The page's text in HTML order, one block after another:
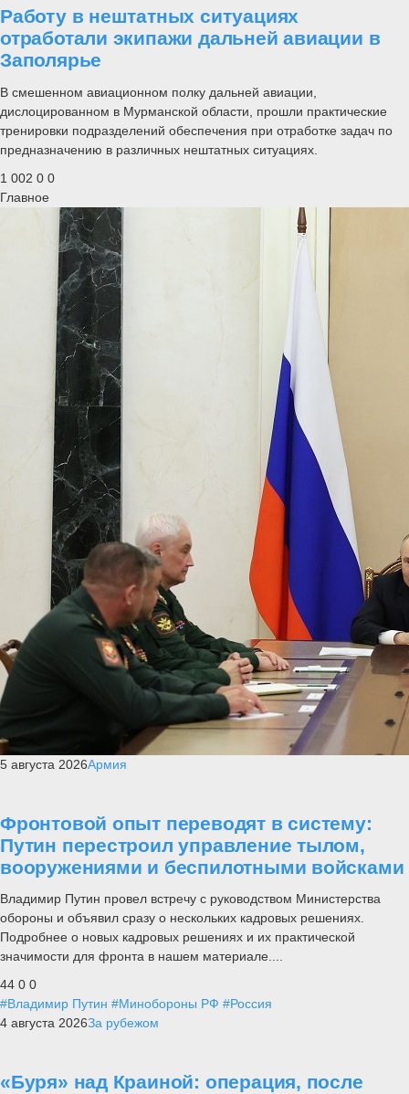
Работу в нештатных ситуациях
отработали экипажи дальней авиации в
Заполярье
В смешенном авиационном полку дальней авиации,
дислоцированном в Мурманской области, прошли практические
тренировки подразделений обеспечения при отработке задач по
предназначению в различных нештатных ситуациях.
1 002 0 0
Главное
5 августа 2026Армия
Фронтовой опыт переводят в систему:
Путин перестроил управление тылом,
вооружениями и беспилотными войсками
Владимир Путин провел встречу с руководством Министерства
обороны и объявил сразу о нескольких кадровых решениях.
Подробнее о новых кадровых решениях и их практической
значимости для фронта в нашем материале....
44 0 0
#Владимир Путин #Минобороны РФ #Россия
4 августа 2026За рубежом
«Буря» над Краиной: операция, после